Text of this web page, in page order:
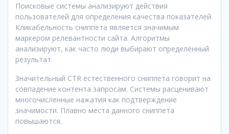
Поисковые системы анализируют действия
пользователей для определения качества показателей.
Кликабельность сниппета является значимым
маркером релевантности сайта. Алгоритмы
анализируют, как часто люди выбирают определённый
результат.
Значительный CTR естественного сниппета говорит на
совпадение контента запросам. Системы расценивают
многочисленные нажатия как подтверждение
значимости. Плавно места данного сниппета
повышаются.